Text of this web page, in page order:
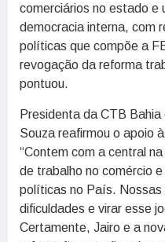
comerciários no estado e
democracia interna, com
políticas que compõe a
revogação da reforma
pontuou.
Presidenta da CTB
Souza reafirmou o apoio
“Contem com a central
de trabalho no comércio
políticas no País. Nossas
dificuldades e virar esse
Certamente, Jairo e a